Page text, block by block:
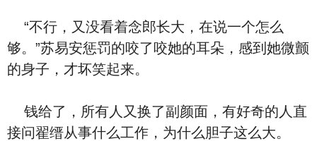
“不行，又没看着念郎长大，在说一个怎么
够。”苏易安惩罚的咬了咬她的耳朵，感到她微颤
的身子，才坏笑起来。
钱给了，所有人又换了副颜面，有好奇的人直
接问翟缙从事什么工作，为什么胆子这么大。